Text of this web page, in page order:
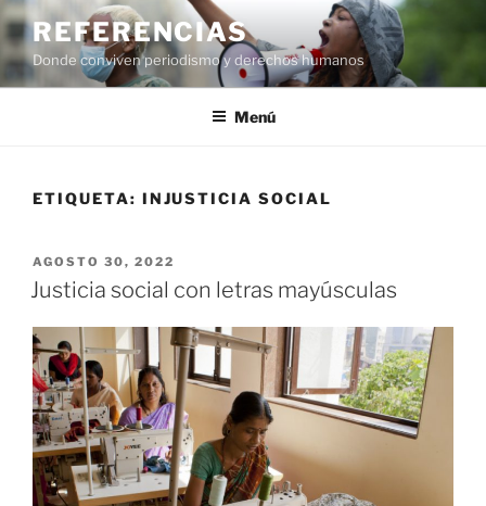
al
contenido
REFERENCIAS
Donde conviven periodismo y derechos humanos
Menú
ETIQUETA: INJUSTICIA SOCIAL
PUBLICADO
EL
AGOSTO 30, 2022
Justicia social con letras mayúsculas